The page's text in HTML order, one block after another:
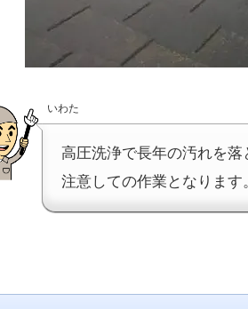
いわた
高圧洗浄で長年の汚れを
注意しての作業となります